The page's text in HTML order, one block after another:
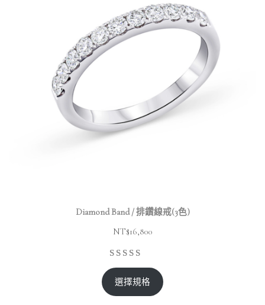
Diamond Band / 排鑽線戒(3色)
NT$16,800
選擇規格